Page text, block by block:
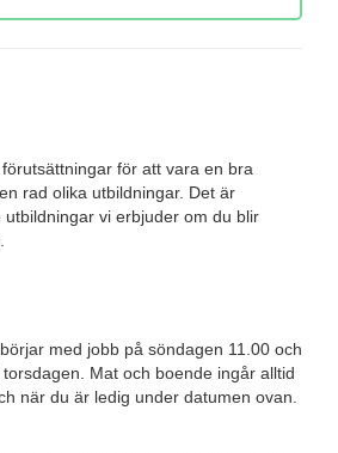
för att vara en bra
rad olika utbildningar. Det är
vi erbjuder om du blir
med jobb på söndagen 11.00 och
Mat och boende ingår alltid
när du är ledig under datumen ovan.